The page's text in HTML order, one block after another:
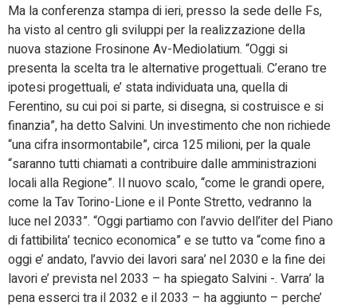
Ma la conferenza stampa di ieri, presso la sede delle Fs,
ha visto al centro gli sviluppi per la realizzazione della
nuova stazione Frosinone Av-Mediolatium. “Oggi si
presenta la scelta tra le alternative progettuali. C’erano tre
ipotesi progettuali, e’ stata individuata una, quella di
Ferentino, su cui poi si parte, si disegna, si costruisce e si
finanzia”, ha detto Salvini. Un investimento che non richiede
“una cifra insormontabile”, circa 125 milioni, per la quale
“saranno tutti chiamati a contribuire dalle amministrazioni
locali alla Regione”. Il nuovo scalo, “come le grandi opere,
come la Tav Torino-Lione e il Ponte Stretto, vedranno la
luce nel 2033”. “Oggi partiamo con l’avvio dell’iter del Piano
di fattibilita’ tecnico economica” e se tutto va “come fino a
oggi e’ andato, l’avvio dei lavori sara’ nel 2030 e la fine dei
lavori e’ prevista nel 2033 – ha spiegato Salvini -. Varra’ la
pena esserci tra il 2032 e il 2033 – ha aggiunto – perche’